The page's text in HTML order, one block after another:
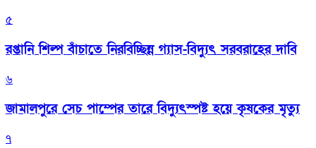
৫
রপ্তানি শিল্প বাঁচাতে নিরবিচ্ছিন্ন গ্যাস-বিদ্যুৎ সরবরাহের দাবি
৬
জামালপুরে সেচ পাম্পের তারে বিদ্যুৎস্পষ্ট হয়ে কৃষকের মৃত্যু
৭